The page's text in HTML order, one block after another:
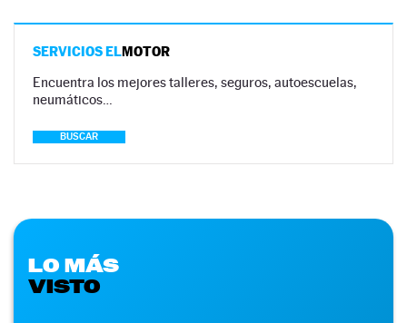
SERVICIOS ELMOTOR
Encuentra los mejores talleres, seguros, autoescuelas,
neumáticos…
BUSCAR
LO MÁS
VISTO